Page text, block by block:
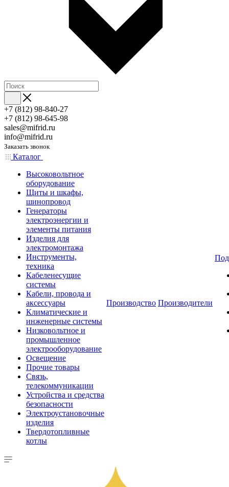
+7 (812) 98-840-27
+7 (812) 98-645-98
sales@mifrid.ru
info@mifrid.ru
Заказать звонок
Каталог
Высоковольтное
оборудование
Щиты и шкафы,
шинопровод
Генераторы
электроэнергии и
элементы питания
Изделия для
электромонтажа
Инструменты,
техника
Кабеленесущие
системы
Кабели, провода и
аксессуары
Климатические и
инженерные системы
Низковольтное и
промышленное
электрооборудование
Освещение
Прочие товары
Связь,
телекоммуникации
Устройства и средства
безопасности
Электроустановочные
изделия
Твердотопливные
котлы
Производство Производители